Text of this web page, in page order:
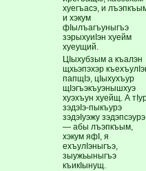
хуегъасэ, и
и хэкум
фIылъагъуныгъэ
зэрыхуиIэн хуейм
хуеущий.
ЦIыхубзым а къалэн
щхьэпэхэр
папщIэ, цIыхухъур
щIэгъэкъуэнышхуэ
хуэхъун хуейщ. А
зэдэIэ-пыкъурэ
зэдэIуэжу зэдэпсэурэ
— абы лъэпкъым,
хэкум яфI, я
ехъулIэныгъэ,
зыужьыныгъэ
къикIынущ.